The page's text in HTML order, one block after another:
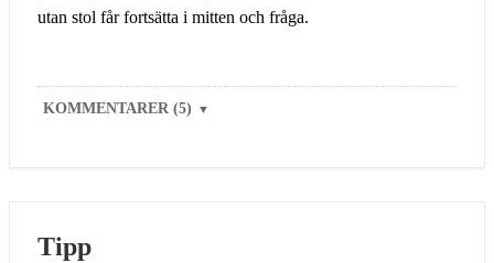
utan stol får fortsätta i mitten och fråga.
KOMMENTARER (5) ▼
Tipp